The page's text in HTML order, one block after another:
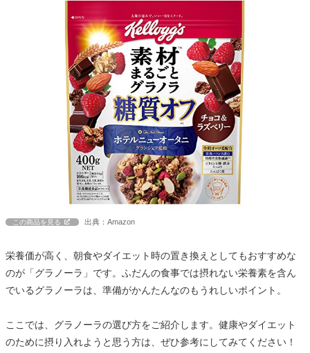
この商品を見る 出典：Amazon
栄養価が高く、朝食やダイエット時の置き換えとしてもおすすめな
のが「グラノーラ」です。ふだんの食事では摂れない栄養素を含ん
でいるグラノーラは、準備がかんたんなのもうれしいポイント。
ここでは、グラノーラの選び方をご紹介します。健康やダイエット
のために摂り入れようと思う方は、ぜひ参考にしてみてください！